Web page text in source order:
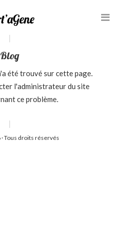
Blog
été trouvé sur cette page.
l'administrateur du site
ce problème.
Tous droits réservés